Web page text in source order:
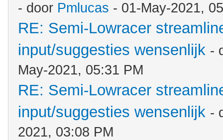
- door Pmlucas - 01-May-2021,
RE: Semi-Lowracer
input/suggesties wensenlijk -
May-2021, 05:31 PM
RE: Semi-Lowracer
input/suggesties wensenlijk -
2021, 03:08 PM